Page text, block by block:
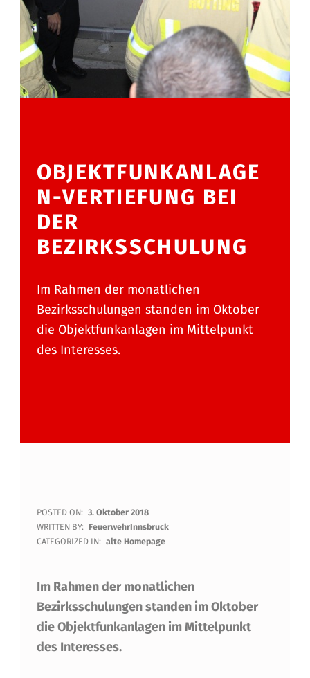
OBJEKTFUNKANLAGE
N-VERTIEFUNG BEI
DER
BEZIRKSSCHULUNG
Im Rahmen der monatlichen
Bezirksschulungen standen im Oktober
die Objektfunkanlagen im Mittelpunkt
des Interesses.
O
B
E
K
T
POSTED ON: 3. Oktober 2018
WRITTEN BY: FeuerwehrInnsbruck
CATEGORIZED IN: alte Homepage
Im Rahmen der monatlichen
Bezirksschulungen standen im Oktober
die Objektfunkanlagen im Mittelpunkt
des Interesses.